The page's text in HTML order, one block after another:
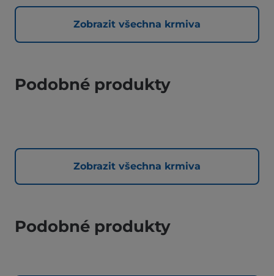
Zobrazit všechna krmiva
Podobné produkty
Zobrazit všechna krmiva
Podobné produkty